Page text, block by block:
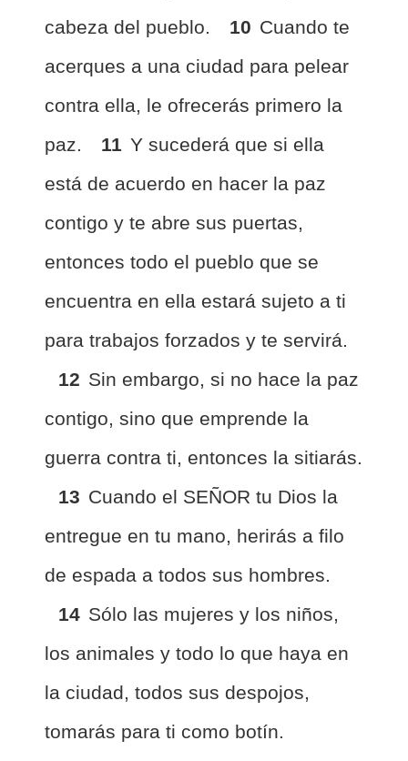
cabeza del pueblo.
10 Cuando te
acerques a una ciudad para pelear
contra ella, le ofrecerás primero la
paz.
11 Y sucederá que si ella
está de acuerdo en hacer la paz
contigo y te abre sus puertas,
entonces todo el pueblo que se
encuentra en ella estará sujeto a ti
para trabajos forzados y te servirá.
12 Sin embargo, si no hace la paz
contigo, sino que emprende la
guerra contra ti, entonces la sitiarás.
13 Cuando el SEÑOR tu Dios la
entregue en tu mano, herirás a filo
de espada a todos sus hombres.
14 Sólo las mujeres y los niños,
los animales y todo lo que haya en
la ciudad, todos sus despojos,
tomarás para ti como botín.